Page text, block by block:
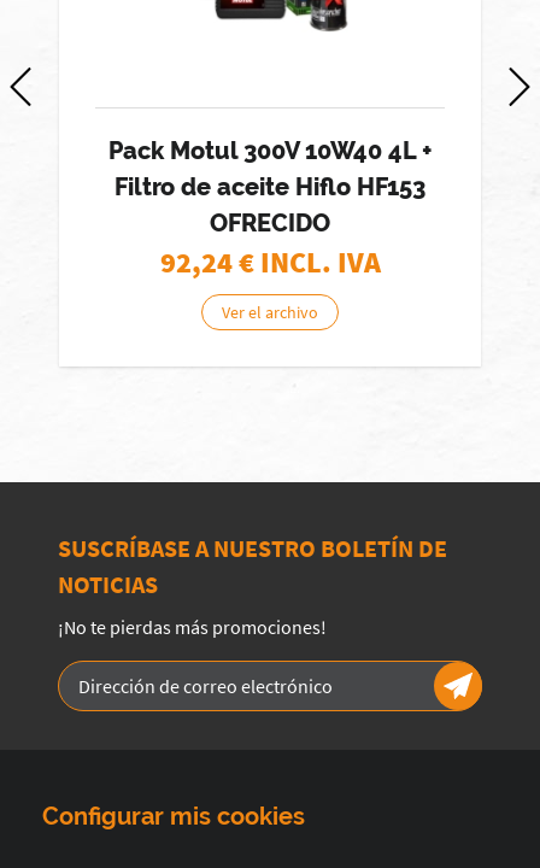
Pack Motul 300V 10W40 4L +
Filtro de aceite Hiflo HF153
OFRECIDO
92,24€ INCL. IVA
Ver el archivo
SUSCRÍBASE A NUESTRO BOLETÍN DE
NOTICIAS
¡No te pierdas más promociones!
Configurar mis cookies